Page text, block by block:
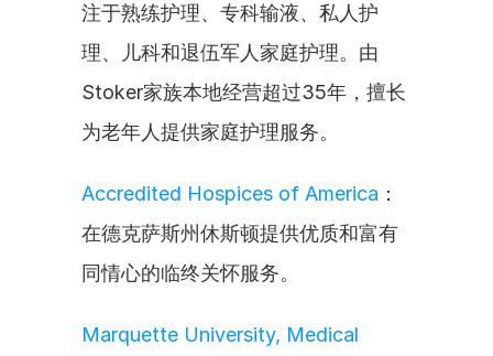
注于熟练护理、专科输液、私人护
理、儿科和退伍军人家庭护理。由
Stoker家族本地经营超过35年，擅长
为老年人提供家庭护理服务。
Accredited Hospices of America ：
在德克萨斯州休斯顿提供优质和富有
同情心的临终关怀服务。
Marquette University, Medical